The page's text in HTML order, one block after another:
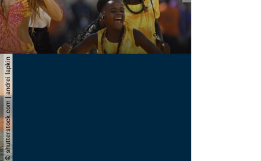
© shutterstock.com | andrei lapkin